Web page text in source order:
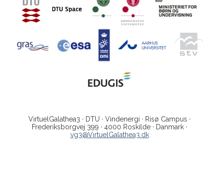
VirtuelGalathea3 · DTU · Vindenergi · Risø Campus ·
Frederiksborgvej 399 · 4000 Roskilde · Danmark ·
vg3@VirtuelGalathea3.dk